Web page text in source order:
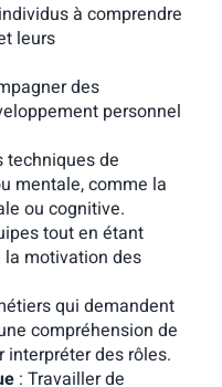
à comprendre
leurs
des
personnel
de
mentale, comme la
ou cognitive.
tout en étant
motivation des
qui demandent
compréhension de
des rôles.
: Travailler de